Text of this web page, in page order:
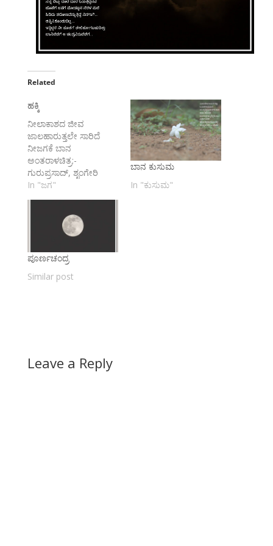
Related
ಹಕ್ಕಿ
ನೀಲಾಕಾಶದ ಜೀವ
ಜಾಲಹಾರುತ್ತಲೇ ಸಾರಿದೆ
ನೀಜಗಕೆ ಬಾನ
ಅಂತರಾಳಚಿತ್ರ:-
ಗುರುಪ್ರಸಾದ್, ಶೃಂಗೇರಿ
In "ಜಗ"
ಬಾನ ಕುಸುಮ
In "ಕುಸುಮ"
ಪೂರ್ಣಚಂದ್ರ
Similar post
Leave a Reply